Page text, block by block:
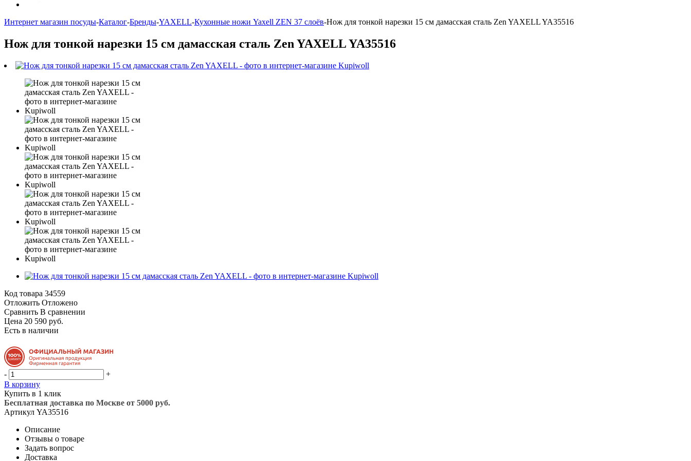
Интернет магазин посуды-Каталог-Бренды-YAXELL-Кухонные ножи Yaxell ZEN 37 слоёв-Нож для тонкой нарезки 15 см дамасская сталь Zen YAXELL YA35516
Нож для тонкой нарезки 15 см дамасская сталь Zen YAXELL YA35516
Код товара 34559
Отложить Отложено
Сравнить В сравнении
Цена 20 590 руб.
Есть в наличии
-
+
В корзину
Купить в 1 клик
Бесплатная доставка по Москве от 5000 руб.
Артикул YA35516
Описание
Отзывы о товаре
Задать вопрос
Доставка